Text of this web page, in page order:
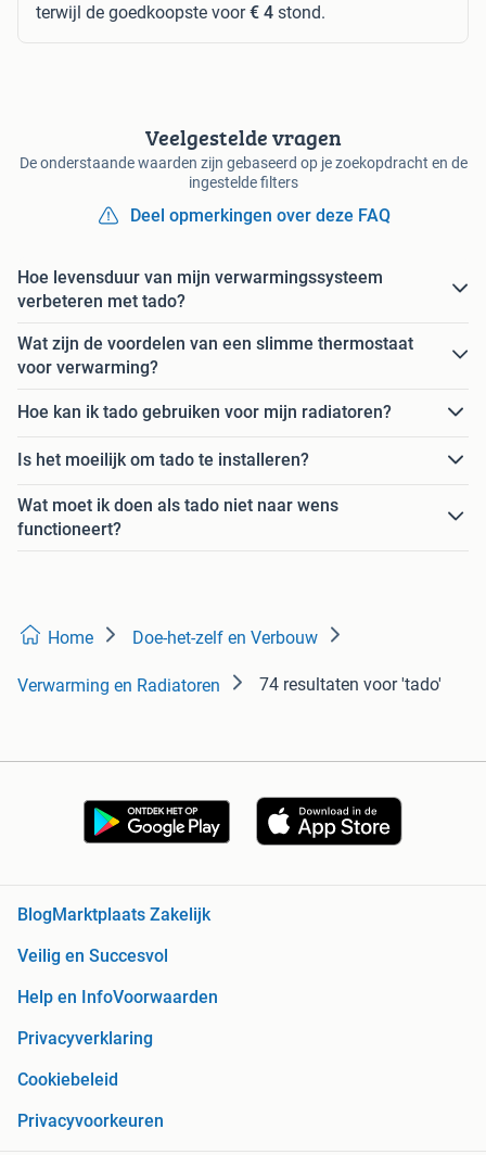
terwijl de goedkoopste voor€ 4 stond.
Veelgestelde vragen
De onderstaande waarden zijn gebaseerd op je zoekopdracht en de
ingestelde filters
Deel opmerkingen over deze FAQ
Hoe levensduur van mijn verwarmingssysteem
verbeteren met tado?
Wat zijn de voordelen van een slimme thermostaat
voor verwarming?
Hoe kan ik tado gebruiken voor mijn radiatoren?
Is het moeilijk om tado te installeren?
Wat moet ik doen als tado niet naar wens
functioneert?
Home Doe-het-zelf en Verbouw
Verwarming en Radiatoren 74 resultaten voor 'tado'
BlogMarktplaats Zakelijk
Veilig en Succesvol
Help en InfoVoorwaarden
Privacyverklaring
Cookiebeleid
Privacyvoorkeuren